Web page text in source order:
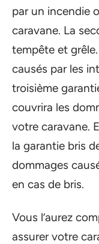
par un incendie
caravane. La
tempête et
causés par les
troisième
couvrira les
votre caravane.
la garantie bris
dommages
en cas de bris.
Vous l’aurez
assurer votre